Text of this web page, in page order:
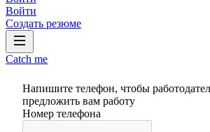
Войти
Создать резюме
Catch me
Напишите телефон, чтобы
предложить вам работу
Номер телефона